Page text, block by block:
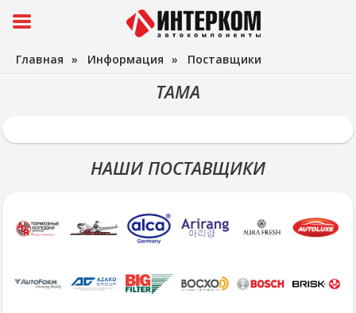
Главная » Информация » Поставщики
TAMA
НАШИ ПОСТАВЩИКИ